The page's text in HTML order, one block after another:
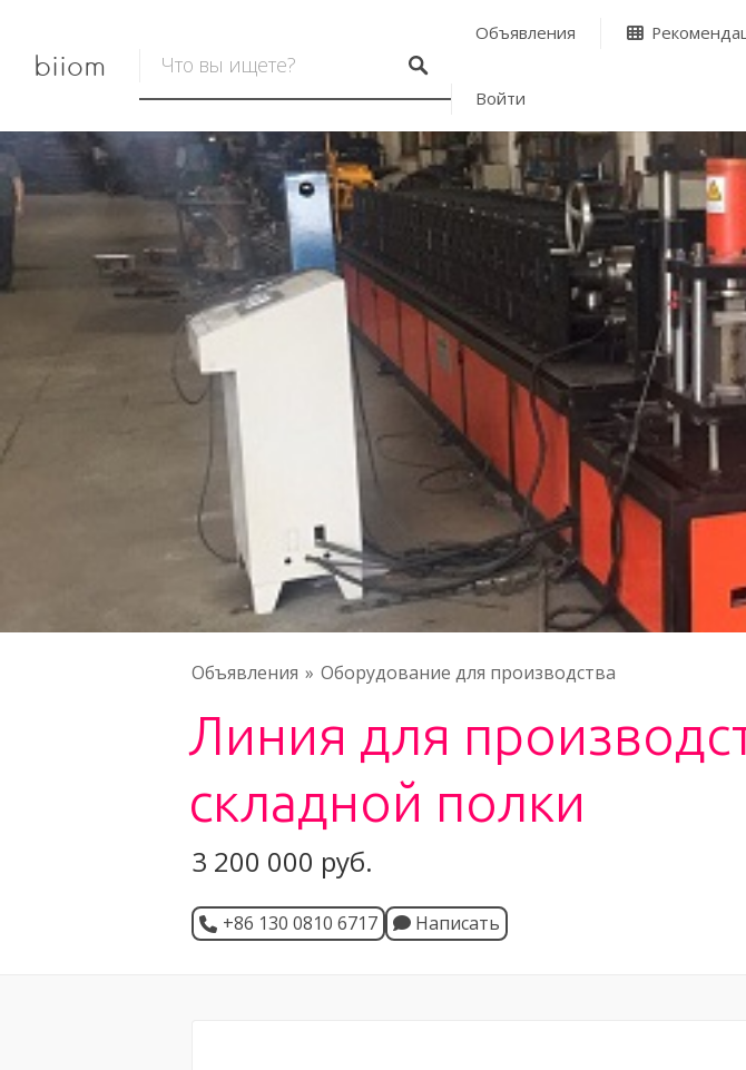
biiom
Объявления
Войти
Объявления Оборудование для производства
Линия для
складной полки
3 200 000 руб.
+86 130 0810 6717 Написать